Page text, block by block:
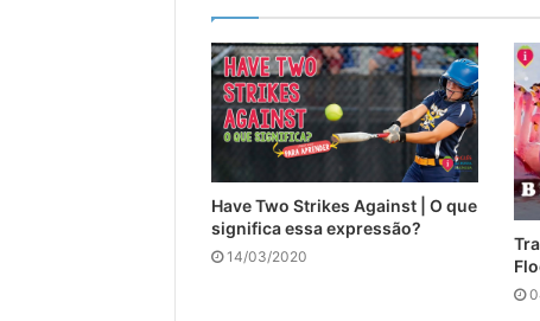
Have Two Strikes Against | O que
significa essa expressão?
14/03/2020